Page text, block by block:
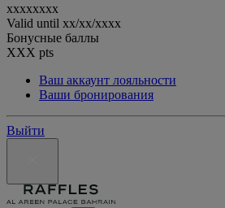
xxxxxxxx
Valid until xx/xx/xxxx
Бонусные баллы
XXX pts
Ваш аккаунт лояльности
Ваши бронирования
Выйти